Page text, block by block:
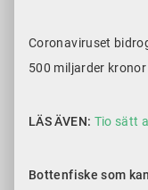
Coronaviruset
500 miljarder
LÄS ÄVEN: Tio sätt
Bottenfiske som